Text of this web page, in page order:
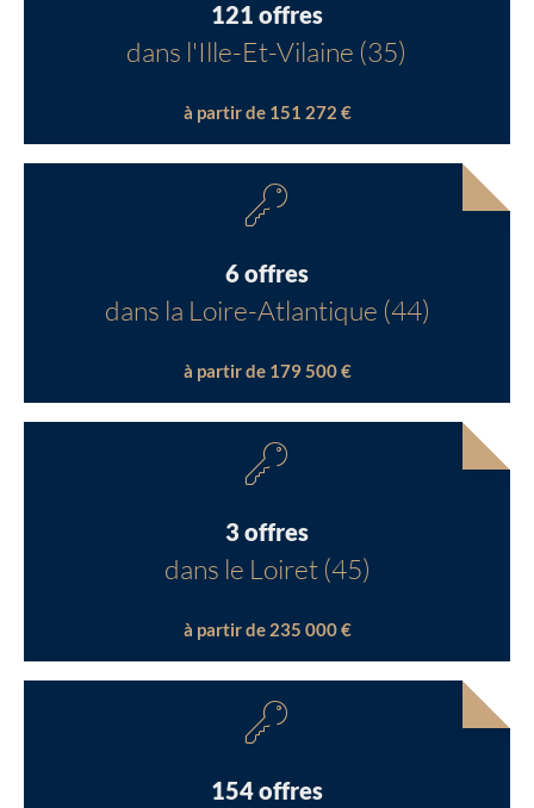
121 offres
dans l'Ille-Et-Vilaine (35)
à partir de 151 272 €
6 offres
dans la Loire-Atlantique (44)
à partir de 179 500 €
3 offres
dans le Loiret (45)
à partir de 235 000 €
154 offres